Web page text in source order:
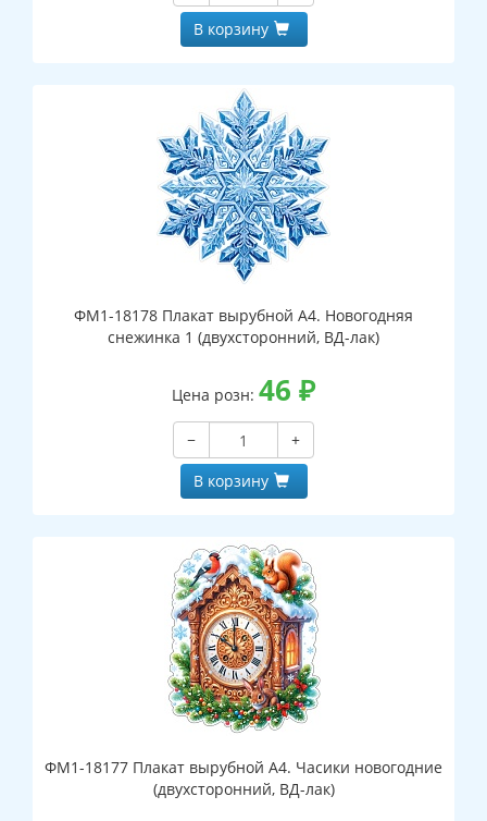
В корзину
ФМ1-18178 Плакат вырубной А4. Новогодняя
снежинка 1 (двухсторонний, ВД-лак)
Цена розн: 46 ₽
−
+
В корзину
ФМ1-18177 Плакат вырубной А4. Часики новогодние
(двухсторонний, ВД-лак)